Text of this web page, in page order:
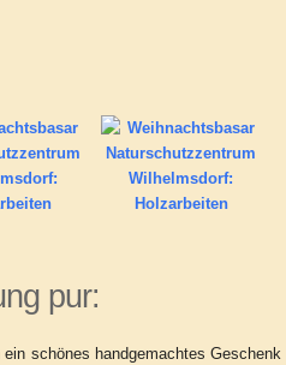
pur:
schönes handgemachtes Geschenk